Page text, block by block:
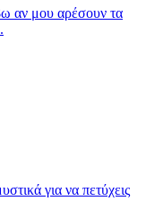
αν μου αρέσουν τα
για να πετύχεις